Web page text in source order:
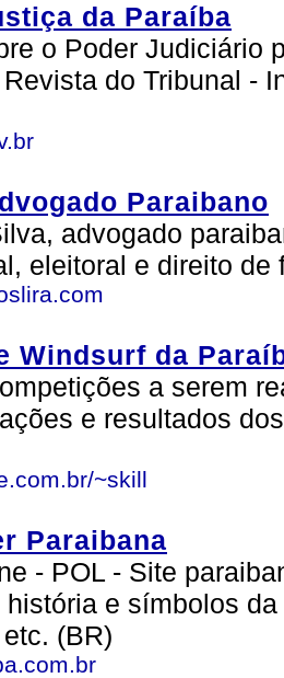
da Paraíba
o Poder Judiciário
do Tribunal -
Paraibano
advogado
eleitoral e direito de
Windsurf da
a serem
e resultados
~skill
Paraibana
- POL - Site
e símbolos
(BR)